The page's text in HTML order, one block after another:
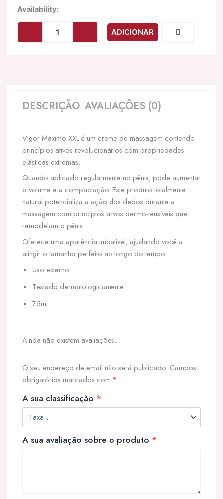
Availability:Quantidade
INTIMATELINE
LUXURIA
MAXIMO
ADICIONAR
DESCRIÇÃO AVALIAÇÕES (0)
Vigor Maximo XXL é um creme de massagem contendo
princípios ativos revolucionários com propriedades
elásticas extremas.
Quando aplicado regularmente no pênis, pode aumentar
o volume e a compactação. Este produto totalmente
natural potencializa a ação dos dedos durante a
massagem com princípios ativos dermo-tensíveis que
remodelam o pênis.
Oferece uma aparência imbatível, ajudando você a
atingir o tamanho perfeito ao longo do tempo.
Uso externo
Testado dermatologicamente
75ml
Ainda não existem avaliações.
O seu endereço de email não será publicado. Campos
obrigatórios marcados com *
A sua classificação *
A sua avaliação sobre o produto *